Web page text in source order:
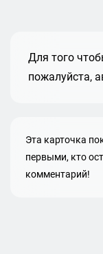
Для того
пожалуйста,
Эта карточка
первыми, кто
комментарий!